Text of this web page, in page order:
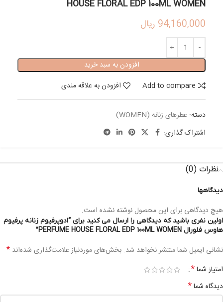
HOUSE FLORAL EDP 100ML WOMEN
94,160,000 ریال
افزودن به سبد خرید
Add to compare
افزودن به علاقه مندی
دسته: عطرهای زنانه (WOMEN)
اشتراک گذاری:
نظرات (0)
دیدگاهها
هیچ دیدگاهی برای این محصول نوشته نشده است.
اولین نفری باشید که دیدگاهی را ارسال می کنید برای “ادوپرفیوم زنانه پرفیوم
هاوس فلورال PERFUME HOUSE FLORAL EDP 100ML WOMEN”
نشانی ایمیل شما منتشر نخواهد شد. بخش‌های موردنیاز علامت‌گذاری شده‌اند *
امتیاز شما*
دیدگاه شما*